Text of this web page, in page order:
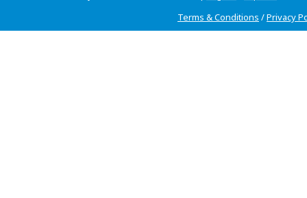
Terms & Conditions /Privacy